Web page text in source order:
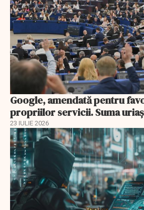
Google, amendată pentru
propriilor servicii. Suma
23 IULIE 2026